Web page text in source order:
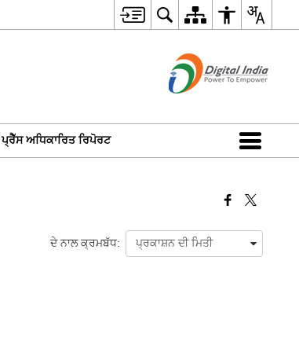
ਪ੍ਰੈੱਸ ਅਧਿਕਾਰਿਤ ਰਿਪੋਰਟ
ਦੇ ਨਾਲ ਕ੍ਰਮਬੱਧ: